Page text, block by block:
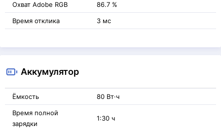
Охват Adobe RGB 86.7 %
Время отклика 3 мс
Аккумулятор
Ёмкость 80 Вт·ч
Время полной
зарядки
1:30 ч